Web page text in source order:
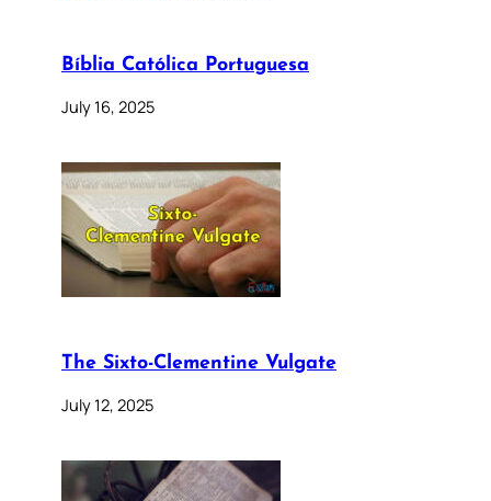
Bíblia Católica Portuguesa
July 16, 2025
The Sixto-Clementine Vulgate
July 12, 2025